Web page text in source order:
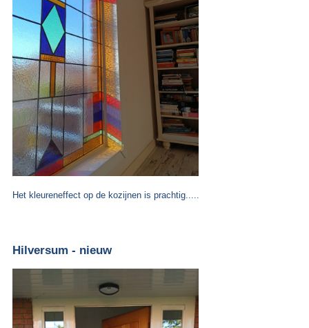
Het kleureneffect op de kozijnen is prachtig.....
Hilversum - nieuw